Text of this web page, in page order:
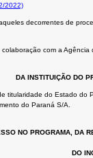
2022)
decorrentes de
com a Agência
DA INSTITUIÇÃO DO
titularidade do Estado
do Paraná S/A.
NO PROGRAMA, DA
DO